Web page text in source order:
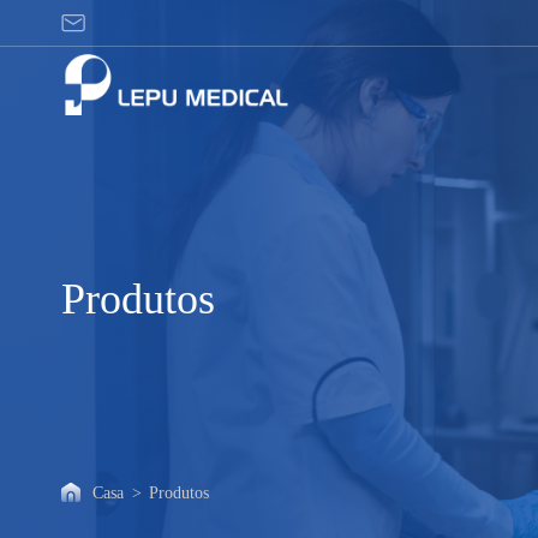
Produtos
Produtos
Casa > Produtos